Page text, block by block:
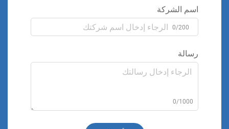
اسم الشركة
0/200
رسالة
0/1000